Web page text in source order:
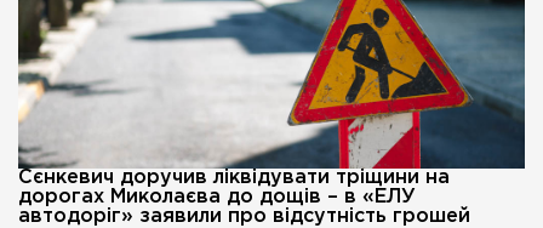
Сєнкевич доручив ліквідувати тріщини на
дорогах Миколаєва до дощів – в «ЕЛУ
автодоріг» заявили про відсутність грошей